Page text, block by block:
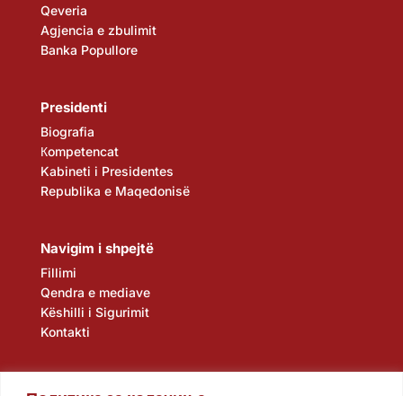
Qeveria
Agjencia e zbulimit
Banka Popullore
Presidenti
Biografia
Кompetencat
Kabineti i Presidentes
Republika e Maqedonisë
Navigim i shpejtë
Fillimi
Qendra e mediave
Këshilli i Sigurimit
Kontakti